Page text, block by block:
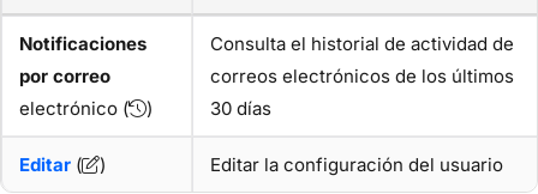
Notificaciones
por correo
electrónico (
)
Consulta el historial de actividad de
correos electrónicos de los últimos
30 días
Editar ( ) Editar la configuración del usuario